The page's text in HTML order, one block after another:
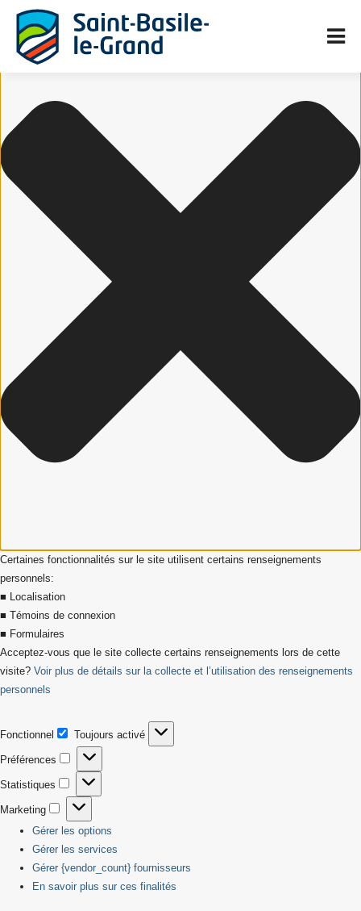
Gérer le consentement aux cookies
Certaines fonctionnalités sur le site utilisent certains renseignements
personnels:
■ Localisation
■ Témoins de connexion
■ Formulaires
Acceptez-vous que le site collecte certains renseignements lors de cette
visite? Voir plus de détails sur la collecte et l’utilisation des renseignements
personnels
Fonctionnel
Fonctionnel
Toujours activé
Préférences
Préférences
Statistiques
Statistiques
Marketing
Marketing
Gérer les options
Gérer les services
Gérer {vendor_count} fournisseurs
En savoir plus sur ces finalités